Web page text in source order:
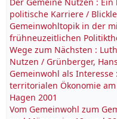
politische Karriere /
Gemeinwohltopik in der
frühneuzeitlichen
Wege zum Nächsten :
Nutzen / Grünberger,
Gemeinwohl als
territorialen Ökonomie
Hagen 2001
Vom Gemeinwohl zum